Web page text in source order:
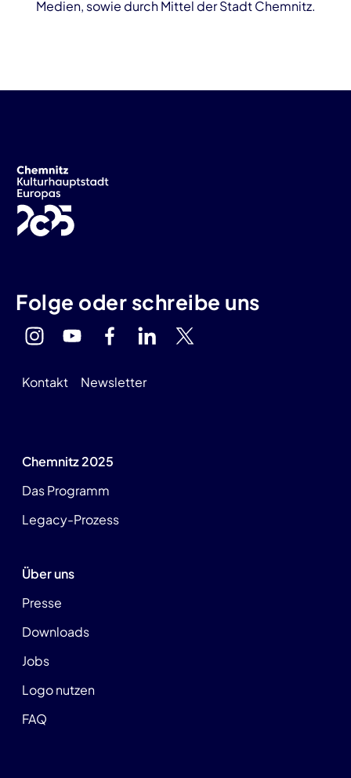
Medien, sowie durch Mittel der Stadt Chemnitz.
Folge oder schreibe uns
Kontakt Newsletter
Chemnitz 2025
Das Programm
Legacy-Prozess
Über uns
Presse
Downloads
Jobs
Logo nutzen
FAQ